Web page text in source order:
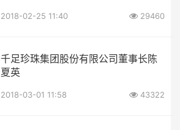
2018-02-25 11:40 29460
千足珍珠集团股份有限公司董事长陈
夏英
2018-03-01 11:58 43322